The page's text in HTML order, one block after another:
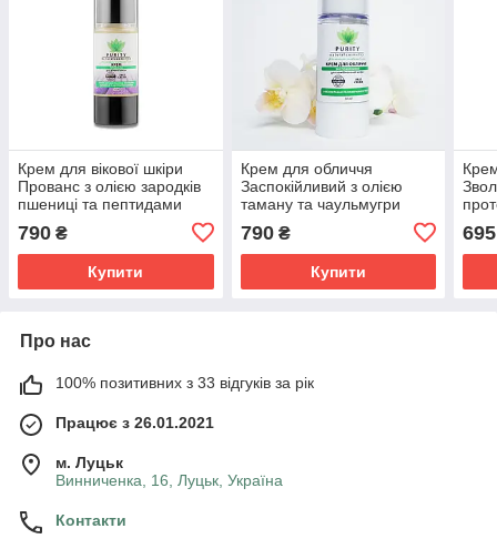
Крем для вікової шкіри
Прованс з олією зародків
пшениці та пептидами
790 ₴
Купити
Крем для обличчя
Заспокійливий з олією
таману та чаульмугри
790₴
Купити
695
Про нас
100% позитивних з 33 відгуків за рік
Працює з 26.01.2021
м. Луцьк
Винниченка, 16, Луцьк, Україна
Контакти